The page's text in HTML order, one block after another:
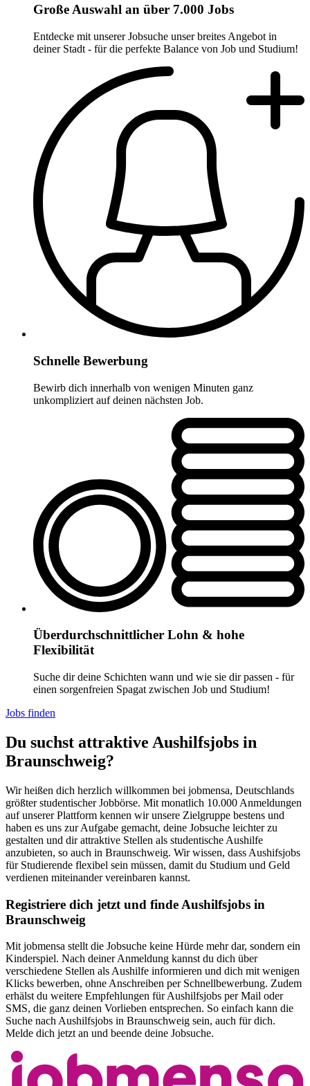
Große Auswahl an über 7.000 Jobs
Entdecke mit unserer Jobsuche unser breites Angebot in
deiner Stadt - für die perfekte Balance von Job und Studium!
Schnelle Bewerbung
Bewirb dich innerhalb von wenigen Minuten ganz
unkompliziert auf deinen nächsten Job.
Überdurchschnittlicher Lohn & hohe
Flexibilität
Suche dir deine Schichten wann und wie sie dir passen - für
einen sorgenfreien Spagat zwischen Job und Studium!
Jobs finden
Du suchst attraktive Aushilfsjobs in
Braunschweig?
Wir heißen dich herzlich willkommen bei jobmensa, Deutschlands
größter studentischer Jobbörse. Mit monatlich 10.000 Anmeldungen
auf unserer Plattform kennen wir unsere Zielgruppe bestens und
haben es uns zur Aufgabe gemacht, deine Jobsuche leichter zu
gestalten und dir attraktive Stellen als studentische Aushilfe
anzubieten, so auch in Braunschweig. Wir wissen, dass Aushifsjobs
für Studierende flexibel sein müssen, damit du Studium und Geld
verdienen miteinander vereinbaren kannst.
Registriere dich jetzt und finde Aushilfsjobs in
Braunschweig
Mit jobmensa stellt die Jobsuche keine Hürde mehr dar, sondern ein
Kinderspiel. Nach deiner Anmeldung kannst du dich über
verschiedene Stellen als Aushilfe informieren und dich mit wenigen
Klicks bewerben, ohne Anschreiben per Schnellbewerbung. Zudem
erhälst du weitere Empfehlungen für Aushilfsjobs per Mail oder
SMS, die ganz deinen Vorlieben entsprechen. So einfach kann die
Suche nach Aushilfsjobs in Braunschweig sein, auch für dich.
Melde dich jetzt an und beende deine Jobsuche.